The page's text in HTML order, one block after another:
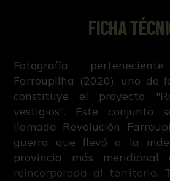
FICHA
Fotografía
Farroupilha (2020), uno de
constituye el proyecto
vestigios". Este conjunto
llamada Revolución
guerra que llevó a la
provincia más meridional
reincorporada al territorio.